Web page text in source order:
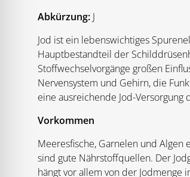
Abkürzung: J
Jod ist ein lebenswichtiges
Hauptbestandteil der
Stoffwechselvorgänge großen
Nervensystem und Gehirn, die
eine ausreichende Jod-Versorgung
Vorkommen
Meeresfische, Garnelen und
sind gute Nährstoffquellen. Der
hängt vor allem von der Jodmenge